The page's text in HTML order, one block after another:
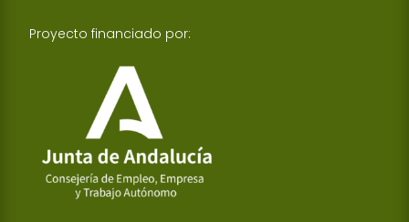
Proyecto financiado por: